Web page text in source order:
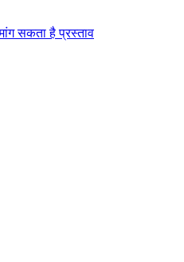
सकता है प्रस्ताव